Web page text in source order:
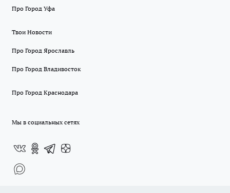
Про Город Уфа
Твои Новости
Про Город Ярославль
Про Город Владивосток
Про Город Краснодара
Мы в социальных сетях